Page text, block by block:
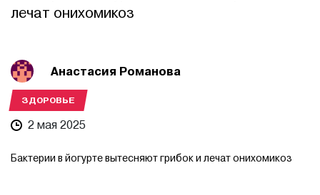
лечат онихомикоз
Анастасия Романова
ЗДОРОВЬЕ
2 мая 2025
Бактерии в йогурте вытесняют грибок и лечат онихомикоз